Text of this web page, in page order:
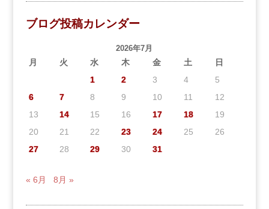
ブログ投稿カレンダー
2026年7月
月 火 水 木 金 土
日
1
2 3 4
5
6
7 8 9 10 11
12
13
14 15 16 17 18
19
20
21 22 23 24 25
26
27
28 29 30 31
« 6月 8月 »